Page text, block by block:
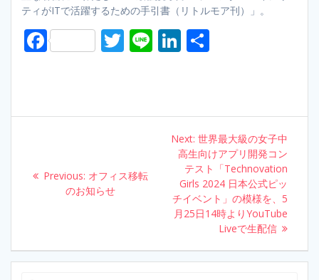
ティがITで活躍するための手引書（リトルモア刊）」。
F
b
k
T
er
Li Li
e
dI
n
e
Previous: Previous
post:
オフィス移転
のお知らせ
Next: Next
post:
世界最大級の女子中
高生向けアプリ開発コン
テスト「Technovation
Girls 2024 日本公式ピッ
チイベント」の模様を、5
月25日14時よりYouTube
Liveで生配信